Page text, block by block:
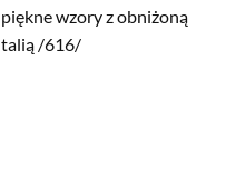
piękne wzory z obniżoną
talią /616/